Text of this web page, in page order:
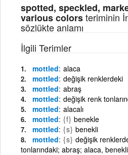
spotted, speckled,
various colorsteriminin
sözlükte anlamı
İlgili Terimler
mottled alaca
mottled değişik renklerdeki
mottled abraş
mottled değişik renk
mottled alacalı
mottled {f} benekle
mottled {s} benekli
mottled {s} değişik
tonlarındaki; abraş; alaca,